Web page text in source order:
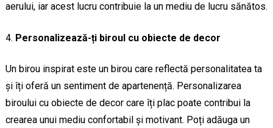
aerului, iar acest lucru contribuie la un mediu de lucru sănătos.
Personalizează-ți biroul cu obiecte de decor
Un birou inspirat este un birou care reflectă personalitatea ta
și îți oferă un sentiment de apartenență. Personalizarea
biroului cu obiecte de decor care îți plac poate contribui la
crearea unui mediu confortabil și motivant. Poți adăuga un